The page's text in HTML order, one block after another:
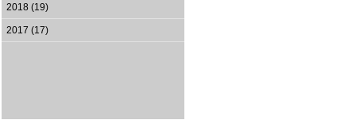
2018 (19)
2017 (17)